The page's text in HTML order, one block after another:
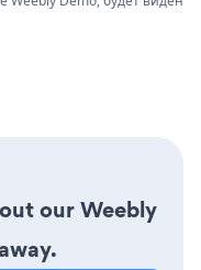
our Weebly